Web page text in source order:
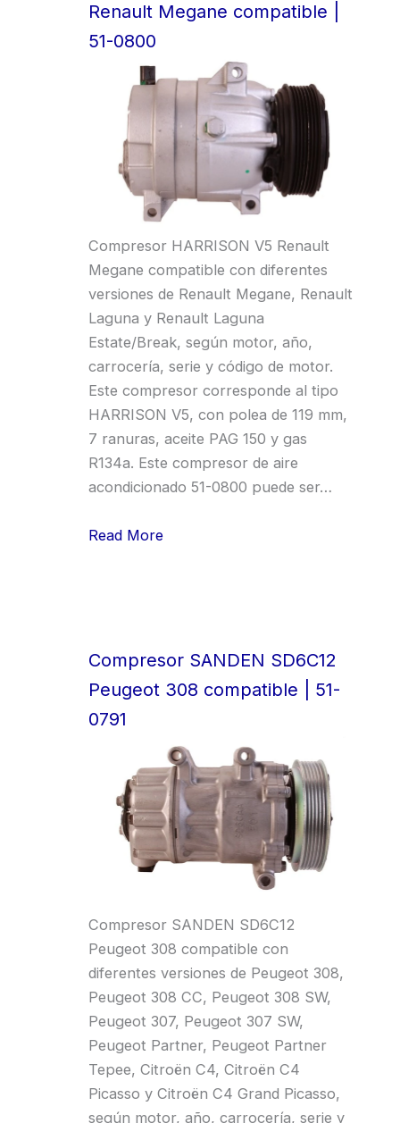
Renault Megane compatible |
51-0800
Compresor HARRISON V5 Renault
Megane compatible con diferentes
versiones de Renault Megane, Renault
Laguna y Renault Laguna
Estate/Break, según motor, año,
carrocería, serie y código de motor.
Este compresor corresponde al tipo
HARRISON V5, con polea de 119 mm,
7 ranuras, aceite PAG 150 y gas
R134a. Este compresor de aire
acondicionado 51-0800 puede ser…
Read More
Compresor SANDEN SD6C12
Peugeot 308 compatible | 51-
0791
Compresor SANDEN SD6C12
Peugeot 308 compatible con
diferentes versiones de Peugeot 308,
Peugeot 308 CC, Peugeot 308 SW,
Peugeot 307, Peugeot 307 SW,
Peugeot Partner, Peugeot Partner
Tepee, Citroën C4, Citroën C4
Picasso y Citroën C4 Grand Picasso,
según motor, año, carrocería, serie y